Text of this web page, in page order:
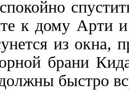
к дому Арти
из окна,
брани
быстро